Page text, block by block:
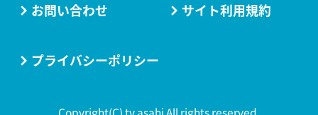
お問い合わせ サイト利用規約
プライバシーポリシー